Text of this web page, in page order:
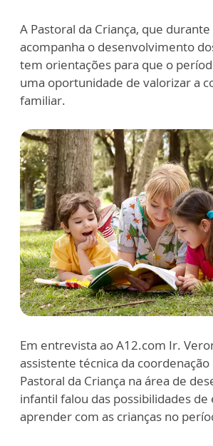
A Pastoral da Criança, que
acompanha o desenvolvimento
tem orientações para que o
uma oportunidade de valorizar a
familiar.
Em entrevista ao A12.com Ir.
assistente técnica da coordenação
Pastoral da Criança na área de
infantil falou das possibilidades de
aprender com as crianças no